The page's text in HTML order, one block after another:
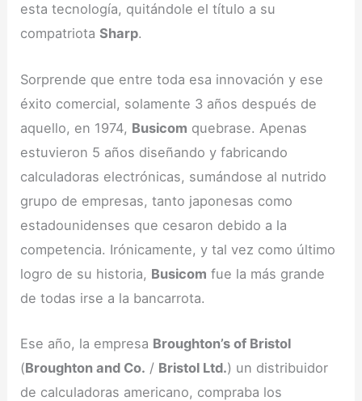
esta tecnología, quitándole el título a su
compatriotaSharp.
Sorprende que entre toda esa innovación y ese
éxito comercial, solamente 3 años después de
aquello, en 1974, Busicom quebrase. Apenas
estuvieron 5 años diseñando y fabricando
calculadoras electrónicas, sumándose al nutrido
grupo de empresas, tanto japonesas como
estadounidenses que cesaron debido a la
competencia. Irónicamente, y tal vez como último
logro de su historia, Busicom fue la más grande
de todas irse a la bancarrota.
Ese año, la empresa Broughton’s of Bristol
(Broughton and Co. / Bristol Ltd.) un distribuidor
de calculadoras americano, compraba los